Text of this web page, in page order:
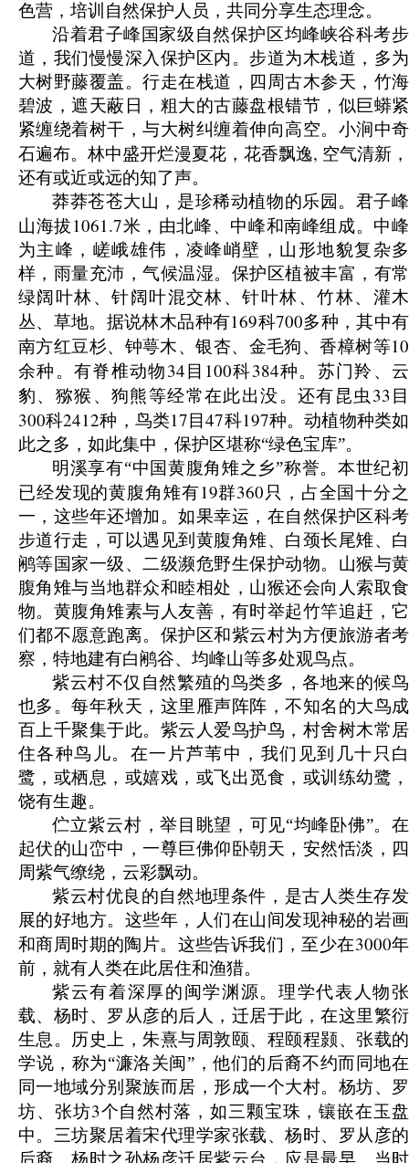
色营，培训自然保护人员，共同分享生态理念。
沿着君子峰国家级自然保护区均峰峡谷科考步
道，我们慢慢深入保护区内。步道为木栈道，多为
大树野藤覆盖。行走在栈道，四周古木参天，竹海
碧波，遮天蔽日，粗大的古藤盘根错节，似巨蟒紧
紧缠绕着树干，与大树纠缠着伸向高空。小涧中奇
石遍布。林中盛开烂漫夏花，花香飘逸, 空气清新，
还有或近或远的知了声。
莽莽苍苍大山，是珍稀动植物的乐园。君子峰
山海拔1061.7米，由北峰、中峰和南峰组成。中峰
为主峰，嵯峨雄伟，凌峰峭壁，山形地貌复杂多
样，雨量充沛，气候温湿。保护区植被丰富，有常
绿阔叶林、针阔叶混交林、针叶林、竹林、灌木
丛、草地。据说林木品种有169科700多种，其中有
南方红豆杉、钟萼木、银杏、金毛狗、香樟树等10
余种。有脊椎动物34 目 100科384种。苏门羚、云
豹、猕猴、狗熊等经常在此出没。还有昆虫 33 目
300科2412种，鸟类17 目47科197种。动植物种类如
此之多，如此集中，保护区堪称“绿色宝库”。
明溪享有“中国黄腹角雉之乡”称誉。本世纪初
已经发现的黄腹角雉有19群360 只，占全国十分之
一，这些年还增加。如果幸运，在自然保护区科考
步道行走，可以遇见到黄腹角雉、白颈长尾雉、白
鹇等国家一级、二级濒危野生保护动物。山猴与黄
腹角雉与当地群众和睦相处，山猴还会向人索取食
物。黄腹角雉素与人友善，有时举起竹竿追赶，它
们都不愿意跑离。保护区和紫云村为方便旅游者考
察，特地建有白鹇谷、均峰山等多处观鸟点。
紫云村不仅自然繁殖的鸟类多，各地来的候鸟
也多。每年秋天，这里雁声阵阵，不知名的大鸟成
百上千聚集于此。紫云人爱鸟护鸟，村舍树木常居
住各种鸟儿。在一片芦苇中，我们见到几十只白
鹭，或栖息，或嬉戏，或飞出觅食，或训练幼鹭，
饶有生趣。
伫立紫云村，举目眺望，可见“均峰卧佛”。在
起伏的山峦中，一尊巨佛仰卧朝天，安然恬淡，四
周紫气缭绕，云彩飘动。
紫云村优良的自然地理条件，是古人类生存发
展的好地方。这些年，人们在山间发现神秘的岩画
和商周时期的陶片。这些告诉我们，至少在3000年
前，就有人类在此居住和渔猎。
紫云有着深厚的闽学渊源。理学代表人物张
载、杨时、罗从彦的后人，迁居于此，在这里繁衍
生息。历史上，朱熹与周敦颐、程颐程颢、张载的
学说，称为“濂洛关闽”，他们的后裔不约而同地在
同一地域分别聚族而居，形成一个大村。杨坊、罗
坊、张坊3个自然村落，如三颗宝珠，镶嵌在玉盘
中。三坊聚居着宋代理学家张载、杨时、罗从彦的
后裔。杨时之孙杨彦迁居紫云台，应是最早。当时